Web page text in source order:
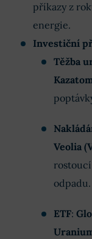
příkazy z
energie.
Investiční
Těžba
Veolia
odpadu.
ETF: